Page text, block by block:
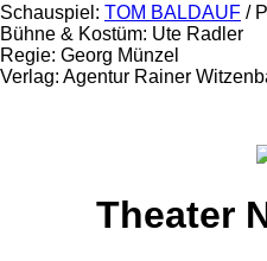
Schauspiel: TOM BALDAUF /
Bühne & Kostüm: Ute Radler
Regie: Georg Münzel
Verlag: Agentur Rainer
Theater